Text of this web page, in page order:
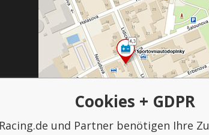
Cookies + GDPR
und Partner benötigen Ihre